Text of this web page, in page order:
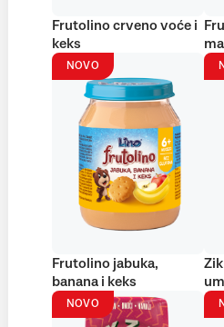
Frutolino crveno voće i
keks
NOVO
Frutolino jabuka,
banana i keks
NOVO